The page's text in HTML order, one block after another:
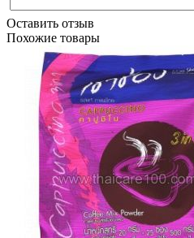
Оставить отзыв
Похожие товары